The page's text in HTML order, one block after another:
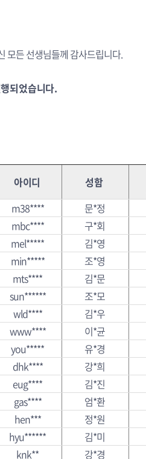
모든 선생님들께 감사드립니다.
되었습니다.
아이디 성함
m38**** 문*정
mbc**** 구*회
mel***** 김*영
min***** 조*영
mts**** 김*문
sun****** 조*모
wld**** 김*우
www**** 이*균
you***** 유*경
dhk**** 강*희
eug**** 김*진
gas**** 엄*환
hen*** 정*원
hyu****** 김*미
knk** 강*경